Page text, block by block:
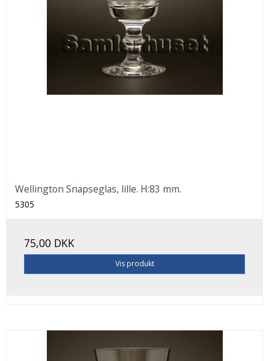
Wellington Snapseglas, lille. H:83 mm.
5305
75,00 DKK
Vis produkt